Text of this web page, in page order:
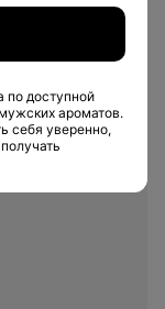
кухня
по доступной
ароматов.
себя уверенно,